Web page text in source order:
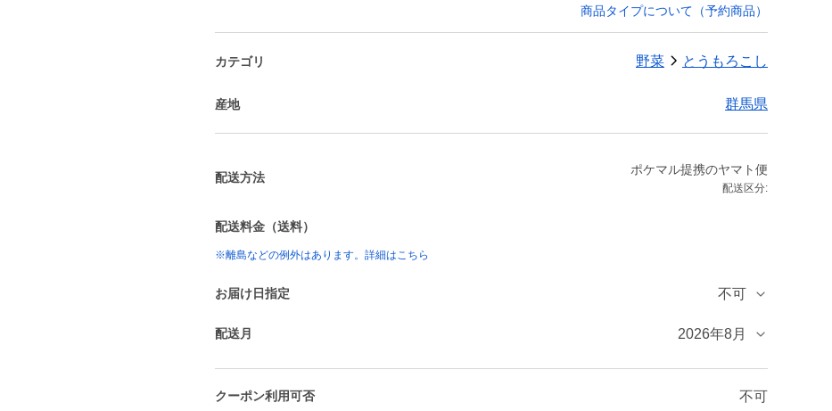
商品タイプについて（予約商品）
カテゴリ 野菜 とうもろこし
産地 群馬県
配送方法
ポケマル提携のヤマト便
配送区分:
配送料金（送料）
※離島などの例外はあります。詳細はこちら
お届け日指定 不可
配送月 2026年8月
クーポン利用可否 不可